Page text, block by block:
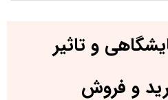
و تاثیر
و فروش